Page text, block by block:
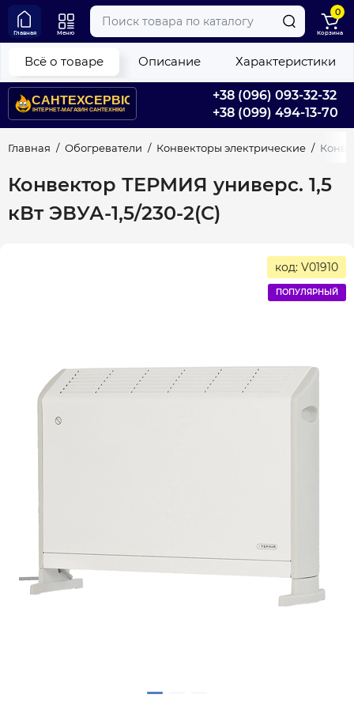
+38 (096) 093-32-32
+38 (099) 494-13-70
Главная Меню
0
Корзина
Главная Обогреватели Конвекторы электрические
Конвектор ТЕРМИЯ универс. 1,5
кВт ЭВУА-1,5/230-2(С)
Всё о товаре Описание Характеристики
код: V01910
ПОПУЛЯРНЫЙ